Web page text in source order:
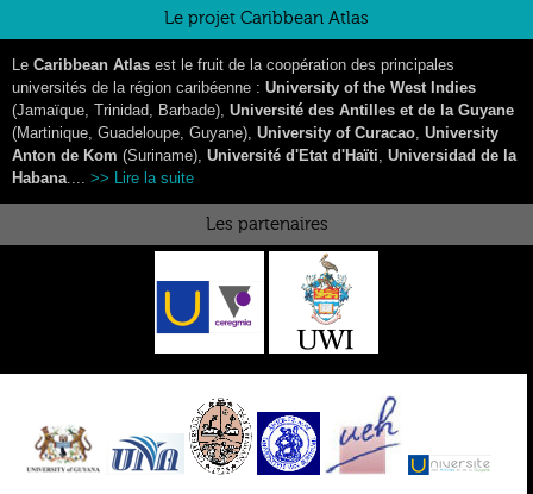
Le projet Caribbean Atlas
Le Caribbean Atlas est le fruit de la coopération des principales
universités de la région caribéenne : University of the West Indies
(Jamaïque, Trinidad, Barbade), Université des Antilles et de la Guyane
(Martinique, Guadeloupe, Guyane), University of Curacao, University
Anton de Kom (Suriname), Université d'Etat d'Haïti, Universidad de la
Habana.... >> Lire la suite
Les partenaires